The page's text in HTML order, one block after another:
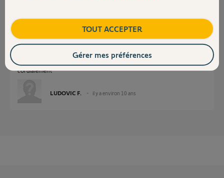
cordialement
LUDOVIC F. il y a environ 10 ans
TOUT ACCEPTER
Gérer mes préférences